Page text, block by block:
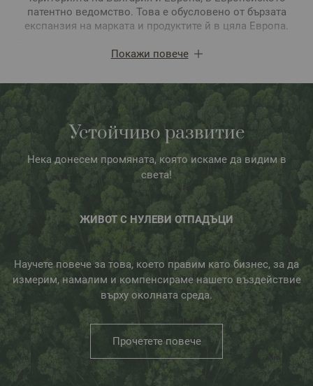
патентно ведомство. Това e обусловено от бързата
експанзия на марката и продуктите й в цяла Европа.
DILIOS e реномиран бранд, създаден и патентован през
2012 г. от екип от професионалисти с дългогодишен опит
хора, които държат на качеството, разнообразието и
домашния уют. Идеята за собствена марка идва от
желанието за разпознаваем бранд, гарантиращ качествен
продукт, изработка, както и материали съответстващи на
високи стандарти, екологична чистота и безвредност на
компонентите. Основна цел и политика на фирмата е да
поддържа и развива марката DILIOS, която да се
отъждествява и бъде синоним за качество.
Покажи повече
Устойчиво развитие
Нека донесем промяната, която искаме да видим в
света!
ЖИВОТ С НУЛЕВИ ОТПАДЪЦИ
Научете повече за това, което правим като бизнес, за да
измерим, намалим и компенсираме нашето въздействие
върху околната среда.
Прочетете повече